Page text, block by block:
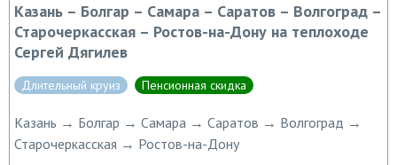
Казань – Болгар – Самара – Саратов – Волгоград –
Старочеркасская – Ростов-на-Дону на теплоходе
Сергей Дягилев
Длительный круиз Пенсионная скидка
Казань → Болгар → Самара → Саратов → Волгоград →
Старочеркасская → Ростов-на-Дону